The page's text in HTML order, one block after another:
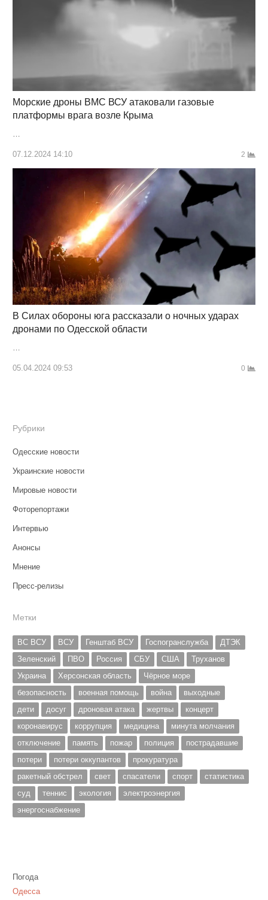
Морские дроны ВМС ВСУ атаковали газовые
платформы врага возле Крыма
07.12.2024 14:10 2
В Силах обороны юга рассказали о ночных ударах
дронами по Одесской области
…
05.04.2024 09:53 0
Рубрики
Одесские новости
Украинские новости
Мировые новости
Фоторепортажи
Интервью
Анонсы
Мнение
Пресс-релизы
Метки
ВС ВСУ ВСУ Генштаб ВСУ Госпогранслужба
ДТЭК
Зеленский
ПВО Россия СБУ США
Труханов
Украина
Херсонская область
Чёрное море
безопасность
военная помощь война
выходные
дети
досуг дроновая атака жертвы
концерт
коронавирус
коррупция медицина
минута молчания
отключение
память пожар полиция
пострадавшие
потери
потери оккупантов
прокуратура
ракетный обстрел
свет спасатели спорт
статистика
суд
теннис экология
электроэнергия
энергоснабжение
Погода
Одесса